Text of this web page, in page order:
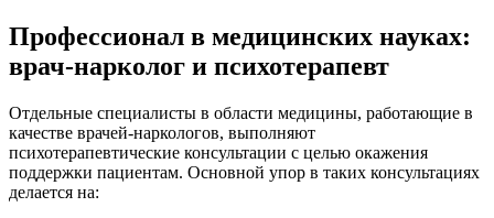
Профессионал в медицинских науках:
врач-нарколог и психотерапевт
Отдельные специалисты в области медицины, работающие в
качестве врачей-наркологов, выполняют
психотерапевтические консультации с целью окажения
поддержки пациентам. Основной упор в таких консультациях
делается на: